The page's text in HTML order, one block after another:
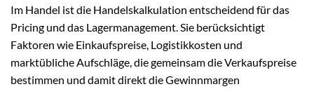
Im Handel ist die Handelskalkulation entscheidend für das
Pricing und das Lagermanagement. Sie berücksichtigt
Faktoren wie Einkaufspreise, Logistikkosten und
marktübliche Aufschläge, die gemeinsam die Verkaufspreise
bestimmen und damit direkt die Gewinnmargen